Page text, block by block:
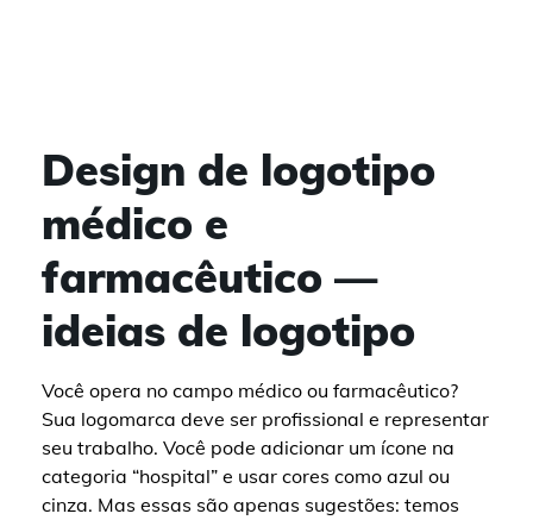
Design de logotipo
médico e
farmacêutico —
ideias de logotipo
Você opera no campo médico ou farmacêutico?
Sua logomarca deve ser profissional e representar
seu trabalho. Você pode adicionar um ícone na
categoria “hospital” e usar cores como azul ou
cinza. Mas essas são apenas sugestões: temos